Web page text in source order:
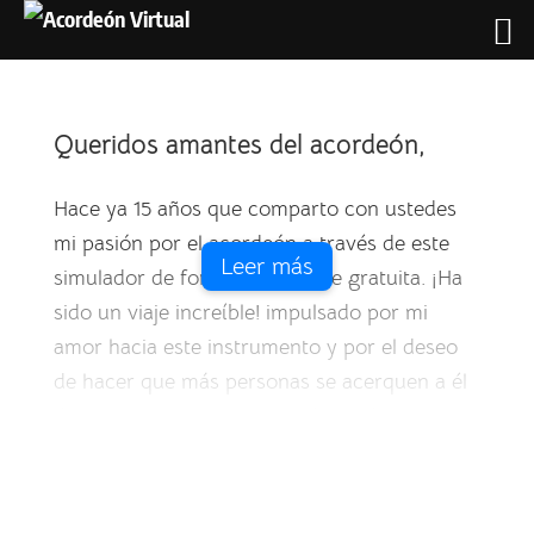
Queridos amantes del acordeón,
Hace ya 15 años que comparto con ustedes
mi pasión por el acordeón a través de este
simulador de forma totalmente gratuita. ¡Ha
sido un viaje increíble! impulsado por mi
amor hacia este instrumento y por el deseo
de hacer que más personas se acerquen a él
Leer más